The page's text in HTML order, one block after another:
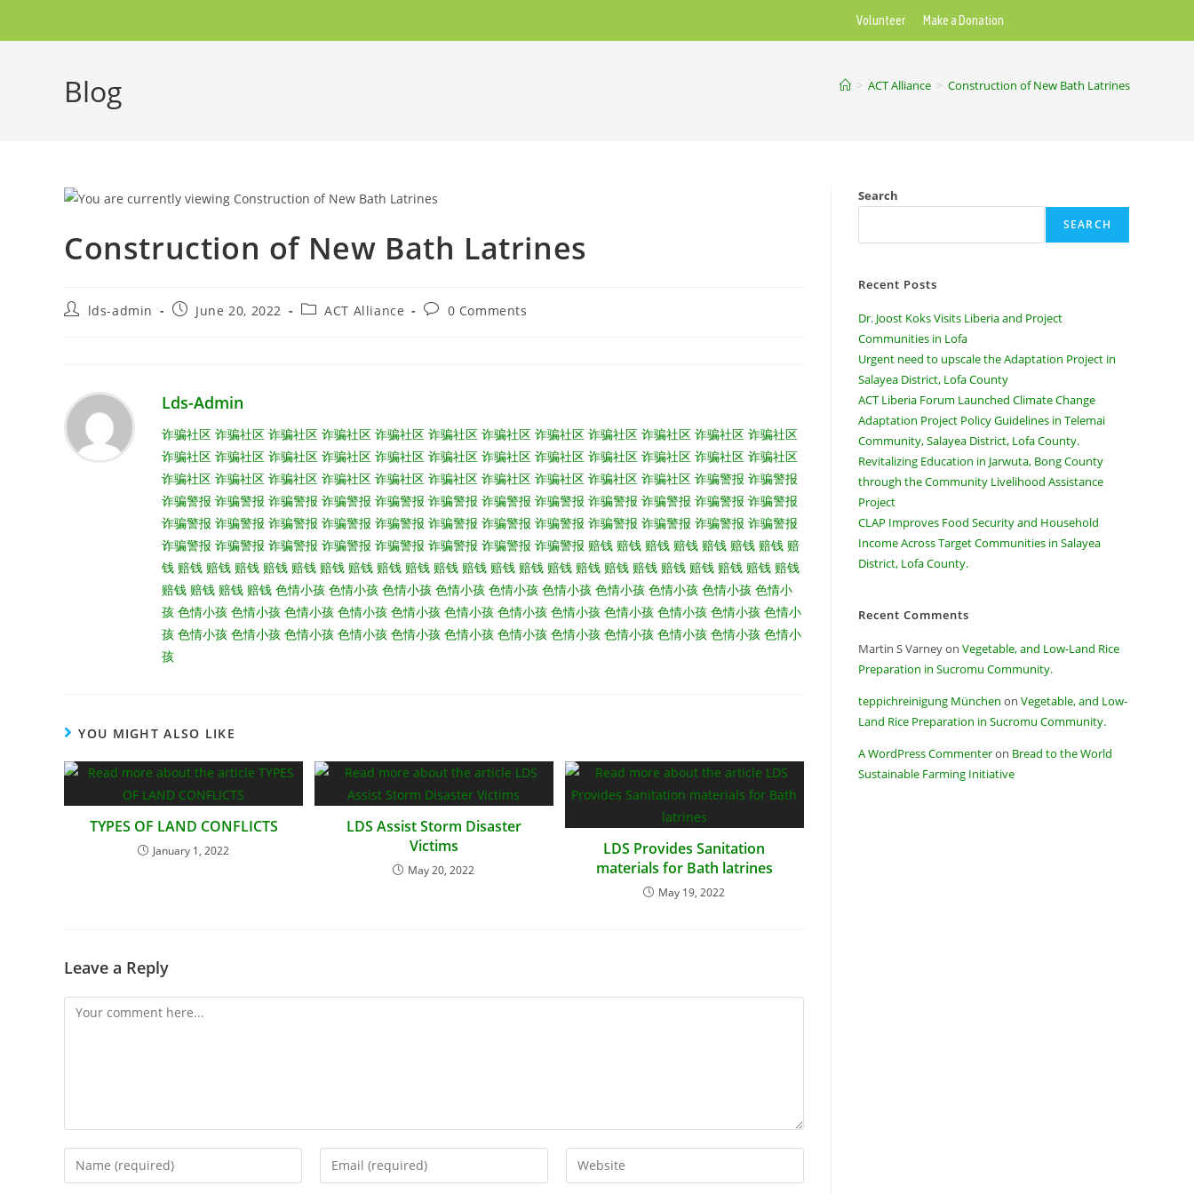
Volunteer Make a Donation
Blog > ACT Alliance > Construction of New Bath Latrines
Construction of New Bath Latrines
lds-admin June 20, 2022 ACT Alliance 0 Comments
Lds-Admin
诈骗社区 诈骗社区 诈骗社区 诈骗社区 诈骗社区 诈骗社区 诈骗社区 诈骗社区 诈骗社区 诈骗社区 诈骗社区 诈骗社区
诈骗社区 诈骗社区 诈骗社区 诈骗社区 诈骗社区 诈骗社区 诈骗社区 诈骗社区 诈骗社区 诈骗社区 诈骗社区 诈骗社区
诈骗社区 诈骗社区 诈骗社区 诈骗社区 诈骗社区 诈骗社区 诈骗社区 诈骗社区 诈骗社区 诈骗社区 诈骗警报 诈骗警报
诈骗警报 诈骗警报 诈骗警报 诈骗警报 诈骗警报 诈骗警报 诈骗警报 诈骗警报 诈骗警报 诈骗警报 诈骗警报 诈骗警报
诈骗警报 诈骗警报 诈骗警报 诈骗警报 诈骗警报 诈骗警报 诈骗警报 诈骗警报 诈骗警报 诈骗警报 诈骗警报 诈骗警报
诈骗警报 诈骗警报 诈骗警报 诈骗警报 诈骗警报 诈骗警报 诈骗警报 诈骗警报 赔钱 赔钱 赔钱 赔钱 赔钱 赔钱 赔钱 赔
钱 赔钱 赔钱 赔钱 赔钱 赔钱 赔钱 赔钱 赔钱 赔钱 赔钱 赔钱 赔钱 赔钱 赔钱 赔钱 赔钱 赔钱 赔钱 赔钱 赔钱 赔钱 赔钱
赔钱 赔钱 赔钱 赔钱 色情小孩 色情小孩 色情小孩 色情小孩 色情小孩 色情小孩 色情小孩 色情小孩 色情小孩 色情小
孩 色情小孩 色情小孩 色情小孩 色情小孩 色情小孩 色情小孩 色情小孩 色情小孩 色情小孩 色情小孩 色情小孩 色情小
孩 色情小孩 色情小孩 色情小孩 色情小孩 色情小孩 色情小孩 色情小孩 色情小孩 色情小孩 色情小孩 色情小孩 色情小
孩
YOU MIGHT ALSO LIKE
TYPES OF LAND CONFLICTS
January 1, 2022
LDS Assist Storm Disaster
Victims
May 20, 2022
LDS Provides Sanitation
materials for Bath latrines
May 19, 2022
Leave a Reply
Search
SEARCH
Recent Posts
Dr. Joost Koks Visits Liberia and Project
Communities in Lofa
Urgent need to upscale the Adaptation Project in
Salayea District, Lofa County
ACT Liberia Forum Launched Climate Change
Adaptation Project Policy Guidelines in Telemai
Community, Salayea District, Lofa County.
Revitalizing Education in Jarwuta, Bong County
through the Community Livelihood Assistance
Project
CLAP Improves Food Security and Household
Income Across Target Communities in Salayea
District, Lofa County.
Recent Comments
Martin S Varneyon Vegetable, and Low-Land Rice
Preparation in Sucromu Community.
teppichreinigung München on Vegetable, and Low-
Land Rice Preparation in Sucromu Community.
A WordPress Commenteron Bread to the World
Sustainable Farming Initiative